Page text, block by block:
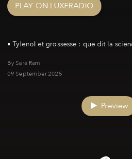
PLAY ON LUXERADIO
By Sara Rami
09 September 2025
Preview